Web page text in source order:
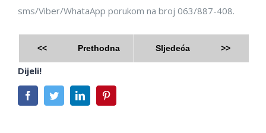
sms/Viber/WhataApp porukom na broj 063/887-408.
<< Prethodna Sljedeća >>
Dijeli!
FacebookTwitterLinkedIn